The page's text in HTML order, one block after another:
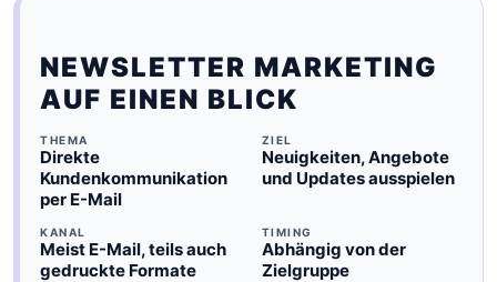
NEWSLETTER MARKETING
AUF EINEN BLICK
THEMA
Direkte
Kundenkommunikation
per E-Mail
ZIEL
Neuigkeiten, Angebote
und Updates ausspielen
KANAL
Meist E-Mail, teils auch
gedruckte Formate
TIMING
Abhängig von der
Zielgruppe